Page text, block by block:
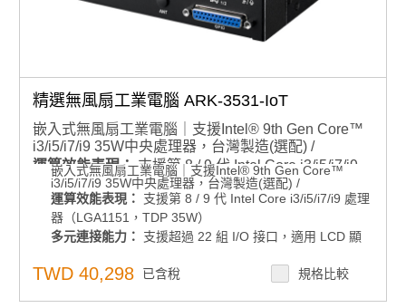
精選無風扇工業電腦 ARK-3531-IoT
嵌入式無風扇工業電腦｜支援Intel® 9th Gen Core™
i3/i5/i7/i9 35W中央處理器，台灣製造(選配) /
運算效能表現：支援第 8 / 9 代 Intel Core i3/i5/i7/i9
處理器（LGA1151，TDP 35W）
多元連接能力：
支援超過 22 組 I/O 接口，適用 LCD
顯示器、條碼機、攝影機等
簡化系統整合與維運成本
嵌入式無風扇工業電腦｜支援Intel® 9th Gen Core™
i3/i5/i7/i9 35W中央處理器，台灣製造(選配) /
運算效能表現：
支援第 8 / 9 代 Intel Core i3/i5/i7/i9 處理
器（LGA1151，TDP 35W）
多元連接能力：
支援超過 22 組 I/O 接口，適用 LCD 顯
軟體支援：搭載 DeviceOn/Kiosk+ 遠端管理軟體，簡化
TWD 40,298 已含稅 規格比較